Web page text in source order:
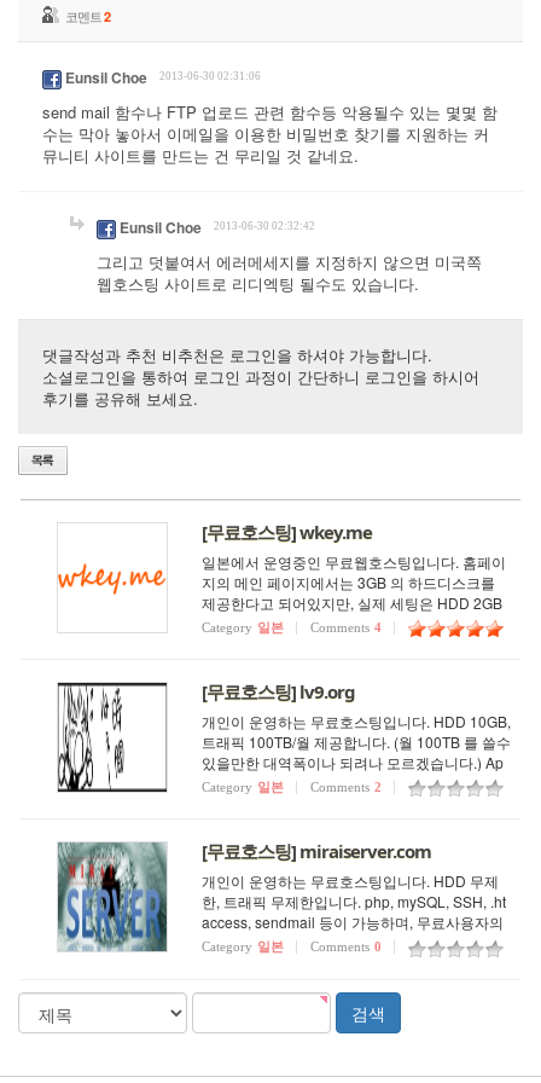
코멘트 2
Eunsil Choe 2013-06-30 02:31:06
send mail 함수나 FTP 업로드 관련 함수등 악용될수 있는 몇몇 함
수는 막아 놓아서 이메일을 이용한 비밀번호 찾기를 지원하는 커
뮤니티 사이트를 만드는 건 무리일 것 같네요.
Eunsil Choe 2013-06-30 02:32:42
그리고 덧붙여서 에러메세지를 지정하지 않으면 미국쪽
웹호스팅 사이트로 리디엑팅 될수도 있습니다.
댓글작성과 추천 비추천은 로그인을 하셔야 가능합니다.
소셜로그인을 통하여 로그인 과정이 간단하니 로그인을 하시어
후기를 공유해 보세요.
[무료호스팅] wkey.me
일본에서 운영중인 무료웹호스팅입니다. 홈페이
지의 메인 페이지에서는 3GB 의 하드디스크를
제공한다고 되어있지만, 실제 세팅은 HDD 2GB
트래픽 무제한으로 세팅됩니다. 관리툴은 ISPCo
nfig 을 사용하며, DNS연결, SSL 인증서, FTP 사
L 을 지원합니다. mySQL 원격접속…
Category 일본 Comments 4
[무료호스팅] lv9.org
개인이 운영하는 무료호스팅입니다. HDD 10GB,
트래픽 100TB/월 제공합니다. (월 100TB 를 쓸수
있을만한 대역폭이나 되려나 모르겠습니다.) Ap
ache2, php, mySQL, .htaccess, sendmail, cron
등이 가능하며 관리툴은 VistaPanel 을 제공합니
http://lv9.org/about 데모페이지 http://d…
Category 일본 Comments 2
[무료호스팅] miraiserver.com
개인이 운영하는 무료호스팅입니다. HDD 무제
한, 트래픽 무제한입니다. php, mySQL, SSH, .ht
access, sendmail 등이 가능하며, 무료사용자의
경우 독립도메인 사용이 불가합니다. miraiserve
r.com 에서 제공하는 2차(서브) 도메인만 이용가
제공 스펙은 아래와 같습니다. …
Category 일본 Comments 0
검
stx 검색